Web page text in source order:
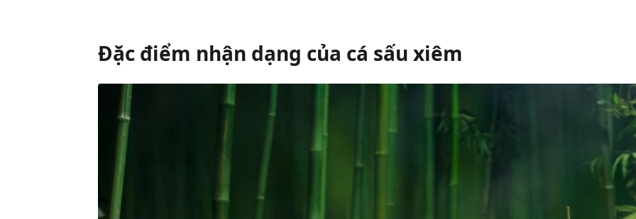
Đặc điểm nhận dạng của cá sấu xiêm